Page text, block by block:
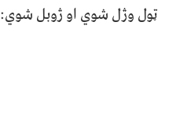
ټول وژل شوي او ژوبل شوي: ۲۱۵